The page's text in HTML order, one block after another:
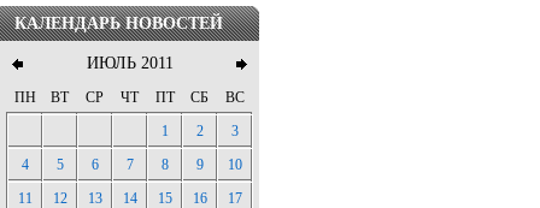
КАЛЕНДАРЬ НОВОСТЕЙ
ИЮЛЬ 2011
ПН ВТ СР ЧТ ПТ СБ
ВС
1
2
3
4
5 6 7 8 9
10
11
12 13 14 15 16
17